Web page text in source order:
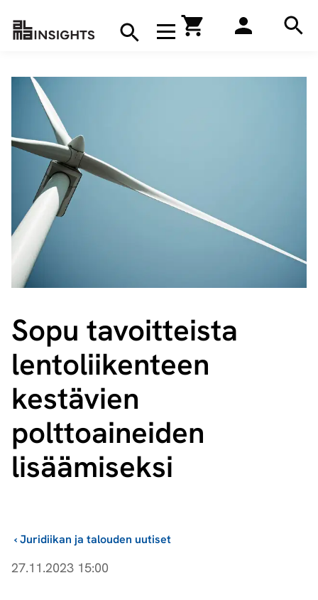
Avaa navigaatio
Hae
Sopu tavoitteista
lentoliikenteen
kestävien
polttoaineiden
lisäämiseksi
Juridiikan ja talouden uutiset
›
27.11.2023 15:00